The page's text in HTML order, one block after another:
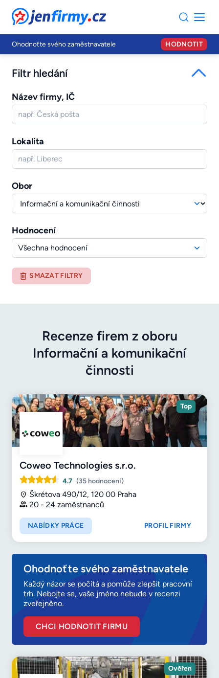
JenFirmy.cz
Ohodnoťte svého zaměstnavatele HODNOTIT
Filtr hledání
Název firmy, IČ
Lokalita
Obor
Hodnocení
Všechna hodnocení
SMAZAT FILTRY
Recenze firem z oboru
Informační a komunikační
činnosti
Top
Coweo Technologies s.r.o.
4.7 (35 hodnocení)
Škrétova 490/12, 120 00 Praha
20 - 24 zaměstnanců
NABÍDKY PRÁCE PROFIL FIRMY
Ohodnoťte svého zaměstnavatele
Každý názor se počítá a pomůže zlepšit pracovní
trh. Nebojte se, vaše jméno nebude v recenzi
zveřejněno.
CHCI HODNOTIT FIRMU
Ověřen